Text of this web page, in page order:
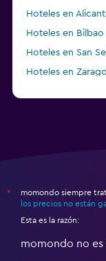
Hoteles en
Hoteles en Bilbao
Hoteles en San
Hoteles en
*
momondo siempre
los precios no están
Esta es la razón:
momondo no